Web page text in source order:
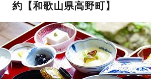
約【和歌山県高野町】